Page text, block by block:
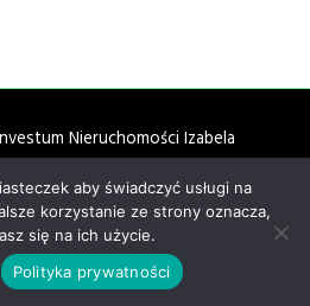
Nieruchomości Izabela
prywatności
aby świadczyć usługi na
korzystanie ze strony oznacza,
się na ich użycie.
Polityka prywatności